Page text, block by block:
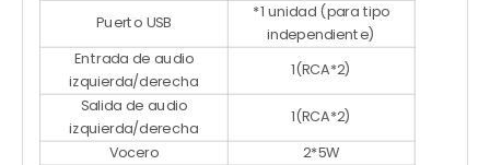
Puerto USB
*1 unidad (para tipo
independiente)
Entrada de audio
izquierda/derecha
1(RCA*2)
Salida de audio
izquierda/derecha
1(RCA*2)
Vocero
2*5W